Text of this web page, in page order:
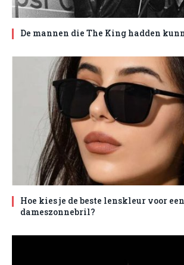
De mannen die The King hadden
Hoe kies je de beste lenskleur voor een
dameszonnebril?